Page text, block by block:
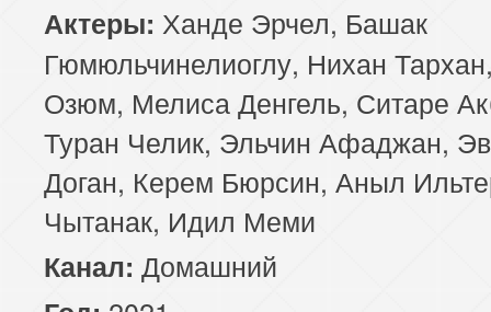
Актеры: Ханде Эрчел, Башак
Гюмюльчинелиоглу, Нихан
Озюм, Мелиса Денгель, Ситаре
Туран Челик, Эльчин Афаджан,
Доган, Керем Бюрсин, Аныл
Чытанак, Идил Меми
Канал: Домашний